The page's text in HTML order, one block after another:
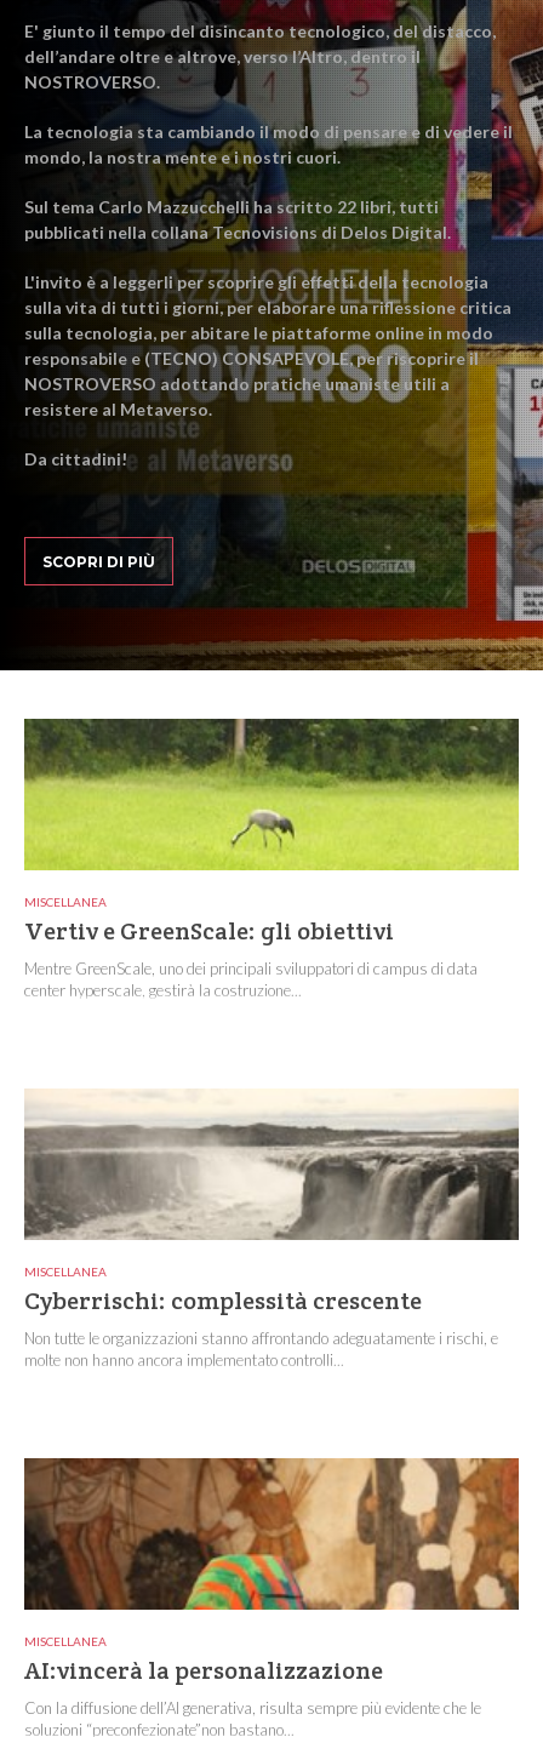
E' giunto il tempo del disincanto tecnologico, del distacco,
dell’andare oltre e altrove, verso l’Altro, dentro il
NOSTROVERSO.
La tecnologia sta cambiando il modo di pensare e di vedere il
mondo, la nostra mente e i nostri cuori.
Sul tema Carlo Mazzucchelli ha scritto 22 libri, tutti
pubblicati nella collana Tecnovisions di Delos Digital.
L'invito è a leggerli per scoprire gli effetti della tecnologia
sulla vita di tutti i giorni, per elaborare una riflessione critica
sulla tecnologia, per abitare le piattaforme online in modo
responsabile e (TECNO) CONSAPEVOLE, per riscoprire il
NOSTROVERSO adottando pratiche umaniste utili a
resistere al Metaverso.
Da cittadini!
SCOPRI DI PIÙ
MISCELLANEA
Vertiv e GreenScale: gli obiettivi
Mentre GreenScale, uno dei principali sviluppatori di campus di data
center hyperscale, gestirà la costruzione...
MISCELLANEA
Cyberrischi: complessità crescente
Non tutte le organizzazioni stanno affrontando adeguatamente i rischi, e
molte non hanno ancora implementato controlli...
MISCELLANEA
AI:vincerà la personalizzazione
Con la diffusione dell’AI generativa, risulta sempre più evidente che le
soluzioni “preconfezionate”non bastano...